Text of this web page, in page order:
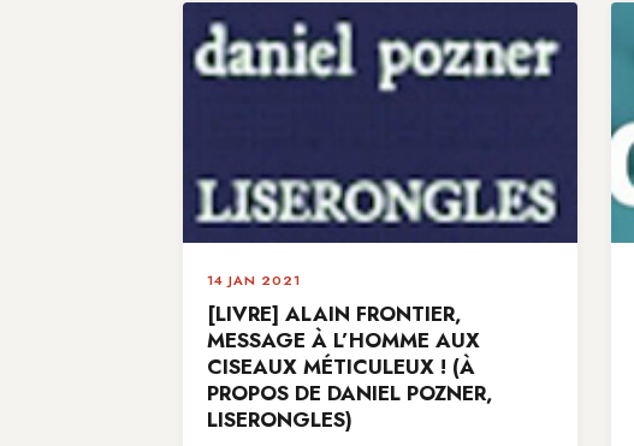
14 JAN 2021
[LIVRE] ALAIN FRONTIER,
MESSAGE À L’HOMME AUX
CISEAUX MÉTICULEUX ! (À
PROPOS DE DANIEL POZNER,
LISERONGLES)